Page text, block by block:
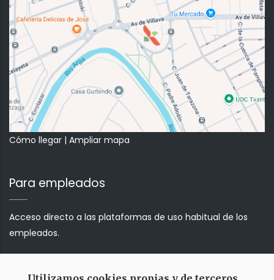
Cómo llegar | Ampliar mapa
Para empleados
Acceso directo a las plataformas de uso habitual de los
empleados.
Correo web